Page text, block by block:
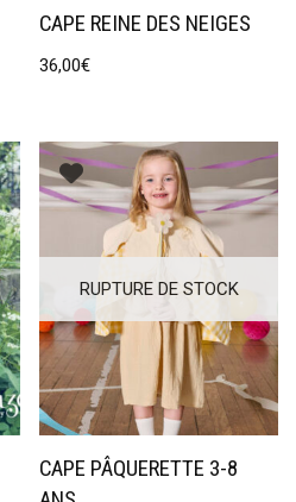
CAPE REINE DES NEIGES
36,00€
RUPTURE DE STOCK
CAPE PÂQUERETTE 3-8